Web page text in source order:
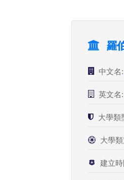
羅
中文名:
英文名:
大學類
大學
建立時